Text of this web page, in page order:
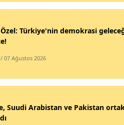
Türkiye'nin demokrasi
/ 07 Ağustos 2026
Suudi Arabistan ve Pakistan